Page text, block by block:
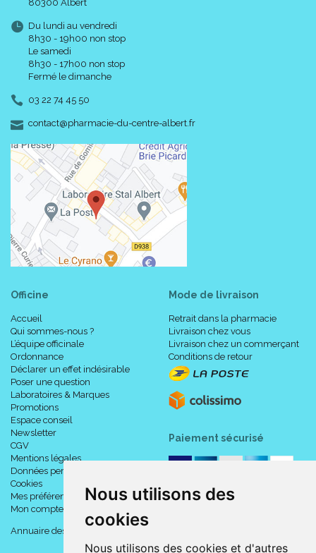
Nous utilisons des
cookies
Nous utilisons des cookies et d'autres
80300 Albert
Du lundi au vendredi
8h30 - 19h00 non stop
Le samedi
8h30 - 17h00 non stop
Fermé le dimanche
03 22 74 45 50
contact-
@-
pharmacie-du-centre-albert.fr
Officine
Accueil
Qui sommes-nous ?
L’équipe officinale
Ordonnance
Déclarer un effet indésirable
Poser une question
Laboratoires & Marques
Promotions
Espace conseil
Newsletter
CGV
Mentions légales
Données personnelles
Cookies
Mes préférences Cookies
Mon compte
Annuaire des pharmacies
Mode de livraison
Retrait dans la pharmacie
Livraison chez vous
Livraison chez un commerçant
Conditions de retour
Paiement sécurisé